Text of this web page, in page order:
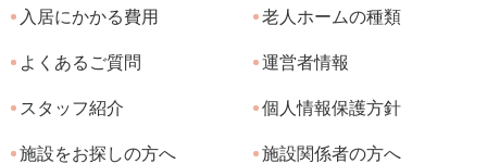
入居にかかる費用 老人ホームの種類
よくあるご質問 運営者情報
スタッフ紹介 個人情報保護方針
施設をお探しの方へ 施設関係者の方へ